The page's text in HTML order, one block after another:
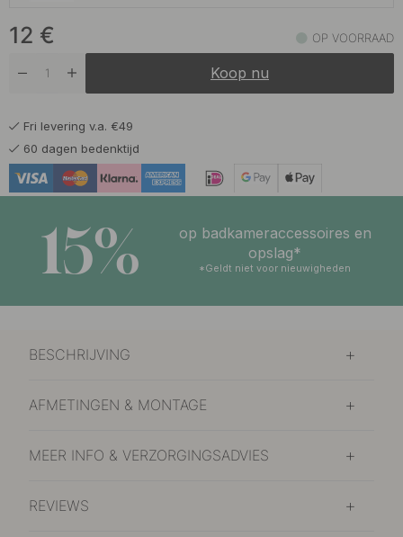
Op voorraad
Op voorraad
Roestvrijstalen Afwerking
12 € OP VOORRAAD
Koop nu
Fri levering v.a. €49
60 dagen bedenktijd
15%
op badkameraccessoires en
opslag*
*Geldt niet voor nieuwigheden
BESCHRIJVING
AFMETINGEN & MONTAGE
MEER INFO & VERZORGINGSADVIES
REVIEWS